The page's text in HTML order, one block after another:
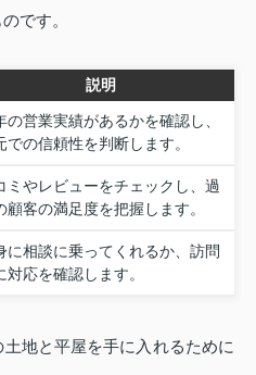
です。
説明
の営業実績があるかを確認し、
での信頼性を判断します。
ミやレビューをチェックし、過
顧客の満足度を把握します。
に相談に乗ってくれるか、訪問
対応を確認します。
地と平屋を手に入れるために